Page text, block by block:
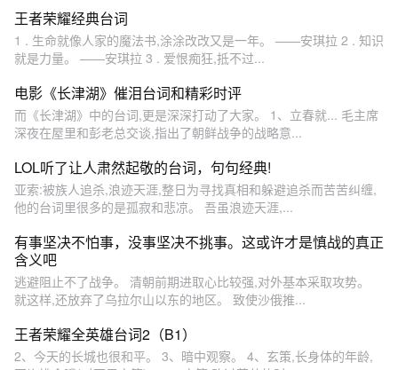
王者荣耀经典台词
1 . 生命就像人家的魔法书,涂涂改改又是一年。 ——安琪拉 2 . 知识
就是力量。 ——安琪拉 3 . 爱恨痴狂,抵不过...
电影《长津湖》催泪台词和精彩时评
而《长津湖》中的台词,更是深深打动了大家。 1、立春就... 毛主席
深夜在屋里和彭老总交谈,指出了朝鲜战争的战略意...
LOL听了让人肃然起敬的台词，句句经典!
亚索:被族人追杀,浪迹天涯,整日为寻找真相和躲避追杀而苦苦纠缠,
他的台词里很多的是孤寂和悲凉。 吾虽浪迹天涯,...
有事坚决不怕事，没事坚决不挑事。这或许才是慎战的真正
含义吧
逃避阻止不了战争。 清朝前期进取心比较强,对外基本采取攻势。
就这样,还放弃了乌拉尔山以东的地区。 致使沙俄推...
王者荣耀全英雄台词2（B1）
2、今天的长城也很和平。 3、暗中观察。 4、玄策,长身体的年龄,